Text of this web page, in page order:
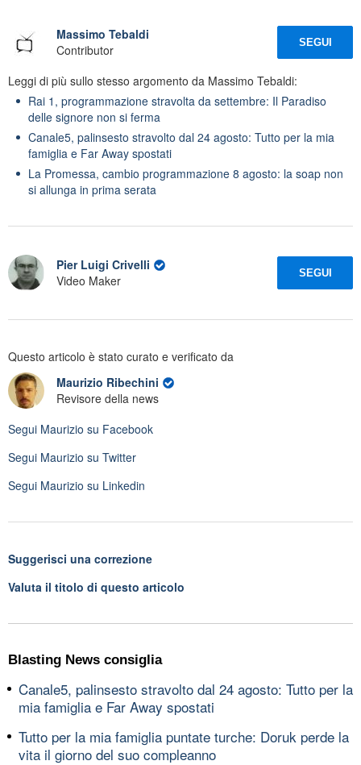
Massimo Tebaldi
Contributor
SEGUI
Leggi di più sullo stesso argomento da Massimo Tebaldi:
Rai 1, programmazione stravolta da settembre: Il Paradiso
delle signore non si ferma
Canale5, palinsesto stravolto dal 24 agosto: Tutto per la mia
famiglia e Far Away spostati
La Promessa, cambio programmazione 8 agosto: la soap non
si allunga in prima serata
Pier Luigi Crivelli
Video Maker
SEGUI
Questo articolo è stato curato e verificato da
Maurizio Ribechini
Revisore della news
Segui Maurizio su Facebook
Segui Maurizio su Twitter
Segui Maurizio su Linkedin
Suggerisci una correzione
Valuta il titolo di questo articolo
Blasting News consiglia
Canale5, palinsesto stravolto dal 24 agosto: Tutto per la
mia famiglia e Far Away spostati
Tutto per la mia famiglia puntate turche: Doruk perde la
vita il giorno del suo compleanno